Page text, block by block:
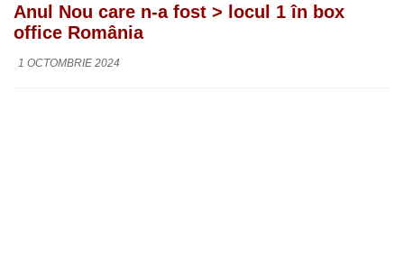
Anul Nou care n-a fost > locul 1 în box
office România
1 OCTOMBRIE 2024